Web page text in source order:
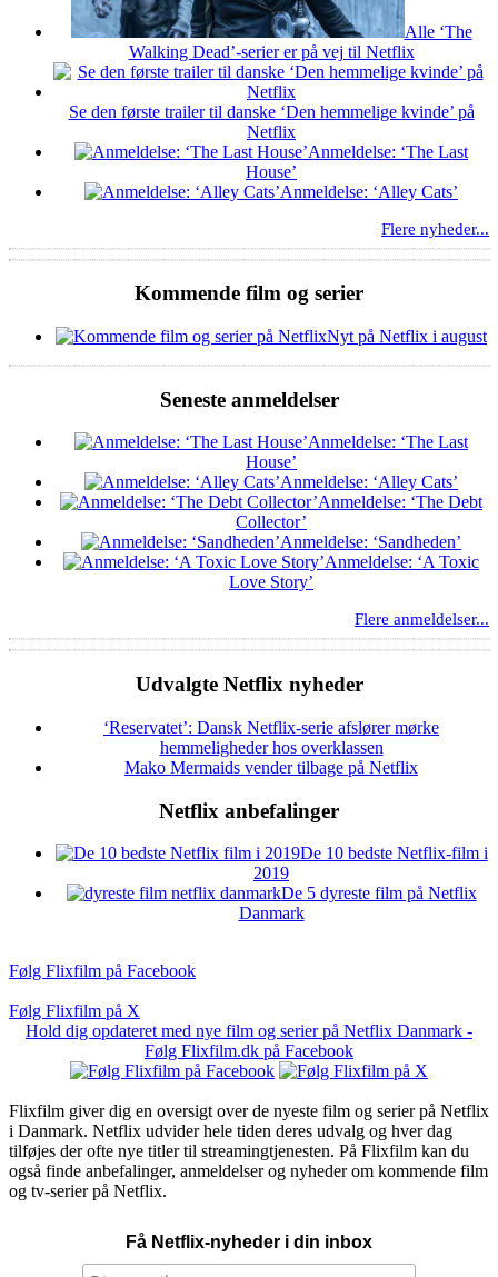
Alle ‘The
Walking Dead’-serier er på vej til Netflix
Se den første trailer til danske ‘Den hemmelige kvinde’ på
Netflix
Anmeldelse: ‘The Last
House’
Anmeldelse: ‘Alley Cats’
Flere nyheder...
Kommende film og serier
Nyt på Netflix i august
Seneste anmeldelser
Anmeldelse: ‘The Last
House’
Anmeldelse: ‘Alley Cats’
Anmeldelse: ‘The Debt
Collector’
Anmeldelse: ‘Sandheden’
Anmeldelse: ‘A Toxic
Love Story’
Flere anmeldelser...
Udvalgte Netflix nyheder
‘Reservatet’: Dansk Netflix-serie afslører mørke
hemmeligheder hos overklassen
Mako Mermaids vender tilbage på Netflix
Netflix anbefalinger
De 10 bedste Netflix-film i
2019
De 5 dyreste film på Netflix
Danmark
Følg Flixfilm på Facebook
Følg Flixfilm på X
Hold dig opdateret med nye film og serier på Netflix Danmark -
Følg Flixfilm.dk på Facebook
Flixfilm giver dig en oversigt over de nyeste film og serier på Netflix
i Danmark. Netflix udvider hele tiden deres udvalg og hver dag
tilføjes der ofte nye titler til streamingtjenesten. På Flixfilm kan du
også finde anbefalinger, anmeldelser og nyheder om kommende film
og tv-serier på Netflix.
Få Netflix-nyheder i din inbox